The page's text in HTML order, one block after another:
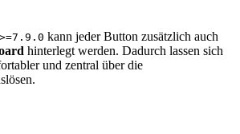
>=7.9.0 kann jeder Button zusätzlich auch
hinterlegt werden. Dadurch lassen sich
und zentral über die